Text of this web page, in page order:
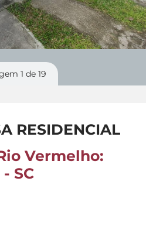
1 de 19
RESIDENCIAL
Vermelho:
SC